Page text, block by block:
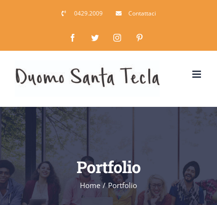
0429.2009 Contattaci
FacebookTwitterInstagram
Portfolio
Home / Portfolio